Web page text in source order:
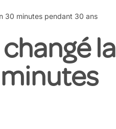
30 minutes pendant 30 ans
la